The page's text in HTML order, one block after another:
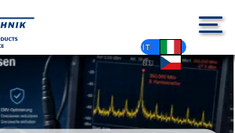
DE
EN
FR
ES
PL
IT
NL
HU
CS